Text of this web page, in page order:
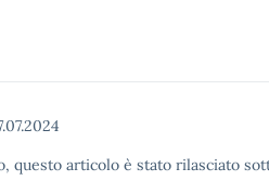
questo articolo è stato rilasciato